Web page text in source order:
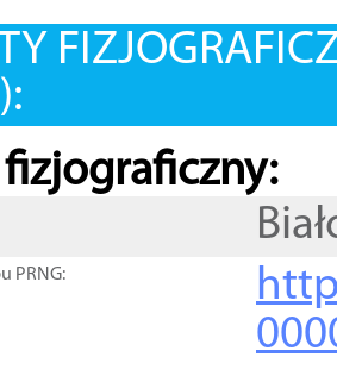
PRNG: